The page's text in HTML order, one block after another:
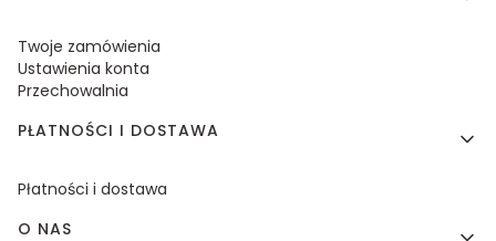
Twoje zamówienia
Ustawienia konta
Przechowalnia
PŁATNOŚCI I DOSTAWA
Płatności i dostawa
O NAS